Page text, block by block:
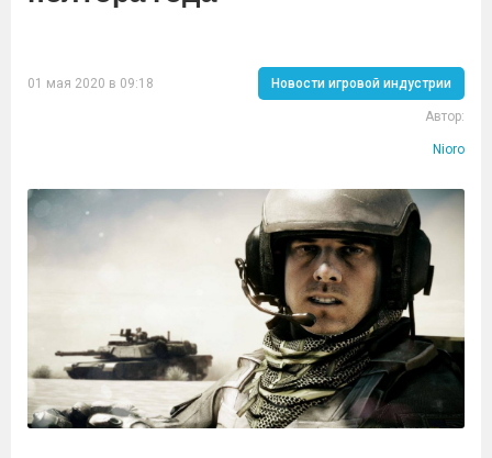
01 мая 2020 в 09:18 Новости игровой индустрии
Автор:
Nioro